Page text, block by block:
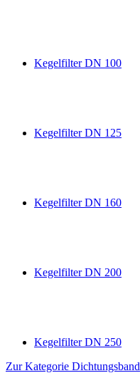
Kegelfilter DN 100
Kegelfilter DN 125
Kegelfilter DN 160
Kegelfilter DN 200
Kegelfilter DN 250
Zur Kategorie Dichtungsband